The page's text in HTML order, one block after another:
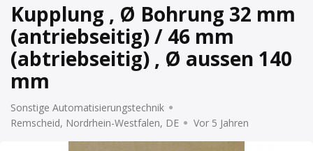
Kupplung , Ø Bohrung 32 mm
(antriebseitig) / 46 mm
(abtriebseitig) , Ø aussen 140
mm
Sonstige Automatisierungstechnik
Remscheid, Nordrhein-Westfalen, DE
Vor 5 Jahren